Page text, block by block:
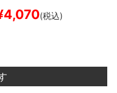
4,070(税込)